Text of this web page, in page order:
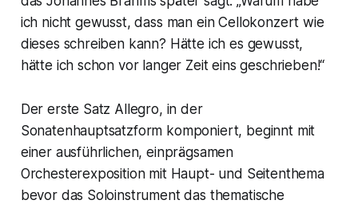
ich nicht gewusst, dass man ein Cellokonzert wie
dieses schreiben kann? Hätte ich es gewusst,
hätte ich schon vor langer Zeit eins geschrieben!“
Der erste Satz Allegro, in der
Sonatenhauptsatzform komponiert, beginnt mit
einer ausführlichen, einprägsamen
Orchesterexposition mit Haupt- und Seitenthema
bevor das Soloinstrument das thematische